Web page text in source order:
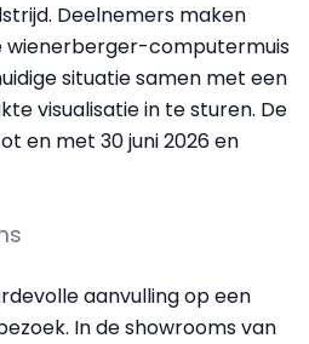
Deelnemers maken
wienerberger-computermuis
situatie samen met een
visualisatie in te sturen. De
en met 30 juni 2026 en
aanvulling op een
In de showrooms van